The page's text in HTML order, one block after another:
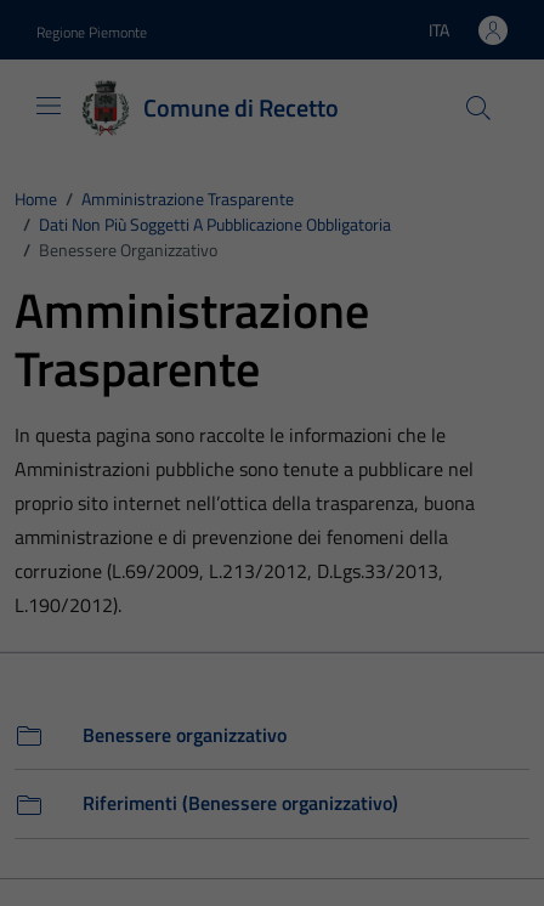
Regione Piemonte Lingua attiva:
ITA
Comune di Recetto
Home / Amministrazione Trasparente
/ Dati Non Più Soggetti A Pubblicazione Obbligatoria
/ Benessere Organizzativo
Amministrazione
Trasparente
In questa pagina sono raccolte le informazioni che le
Amministrazioni pubbliche sono tenute a pubblicare nel
proprio sito internet nell’ottica della trasparenza, buona
amministrazione e di prevenzione dei fenomeni della
corruzione (L.69/2009, L.213/2012, D.Lgs.33/2013,
L.190/2012).
Benessere organizzativo
Riferimenti (Benessere organizzativo)